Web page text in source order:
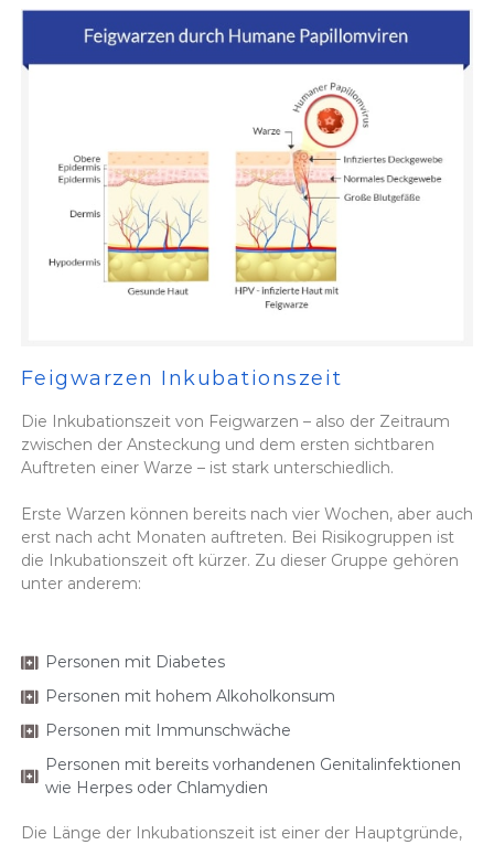
Feigwarzen Inkubationszeit
Die Inkubationszeit von Feigwarzen – also der Zeitraum
zwischen der Ansteckung und dem ersten sichtbaren
Auftreten einer Warze – ist stark unterschiedlich.
Erste Warzen können bereits nach vier Wochen, aber auch
erst nach acht Monaten auftreten. Bei Risikogruppen ist
die Inkubationszeit oft kürzer. Zu dieser Gruppe gehören
unter anderem:
Personen mit Diabetes
Personen mit hohem Alkoholkonsum
Personen mit Immunschwäche
Personen mit bereits vorhandenen Genitalinfektionen
wie Herpes oder Chlamydien
Die Länge der Inkubationszeit ist einer der Hauptgründe,